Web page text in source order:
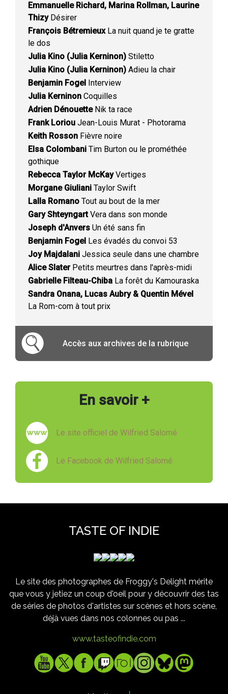
Emmanuelle Richard, Marina Rollman, Laurine
ThizyDésirer
François BétremieuxLa nuit quand je te gratte
le dos
Julia Kino (Julia Kerninon) Stiletto
Julia Kino (Julia Kerninon) Adieu la chair
Benjamin Fogel Interview
Julia Kerninon Coquilles
Adrien DénouetteNik ta race
Frank Loriou Jean-Louis Murat - Photorama
Keith Rosson Fièvre noire
Elsa Colombani Tim Burton ou le prométhée
gothique
Rebecca Taylor McKayVertiges
Morgane Giuliani Taylor Swift
Lalla Romano Tout au bout de la mer
Gary ShteyngartVera dans son monde
Joseph d'Anvers Un été sans fin
Benjamin Fogel Les évadés du convoi 53
Joy Majdalani Jessica seule dans une chambre
Alice SlaterPetits meurtres dans l'après-midi
Gabrielle Filteau-Chiba La forêt du Kamouraska
Sandra Onana, Lucas Aubry & Quentin Mével
La Rom-com à tout prix
Accès aux archives de la rubrique
En savoir +
Le site officiel de Wilfried Salomé
Le Facebook de Wilfried Salomé
TASTE OF INDIE
Le site des photographes de Froggy's Delight mérite
que vous y jetiez un coup d'oeil pour y découvrir des tas
de séries de photos d'artistes sur scènes et hors scène,
déjà vues dans nos colonnes ou pas ...
www.tasteofindie.com